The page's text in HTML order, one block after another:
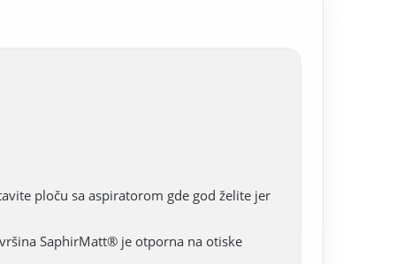
ploču sa aspiratorom gde god želite jer
SaphirMatt® je otporna na otiske